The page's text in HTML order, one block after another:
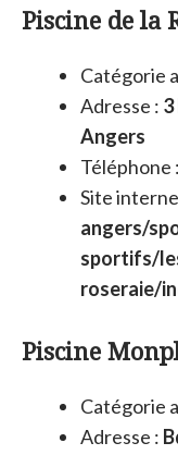
Piscine de la
Catégorie
Adresse :
Angers
Téléphone :
Site
angers/
sportifs/
roseraie/
Piscine
Catégorie
Adresse :